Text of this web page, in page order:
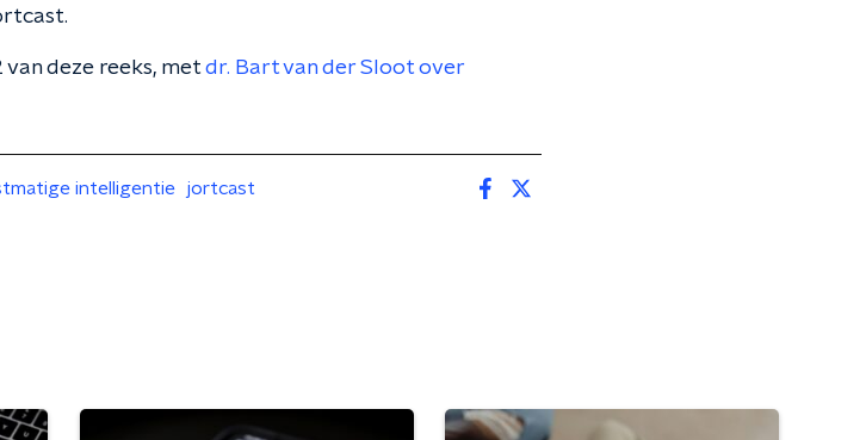
van deze reeks, met dr. Bart van der Sloot over
intelligentie jortcast